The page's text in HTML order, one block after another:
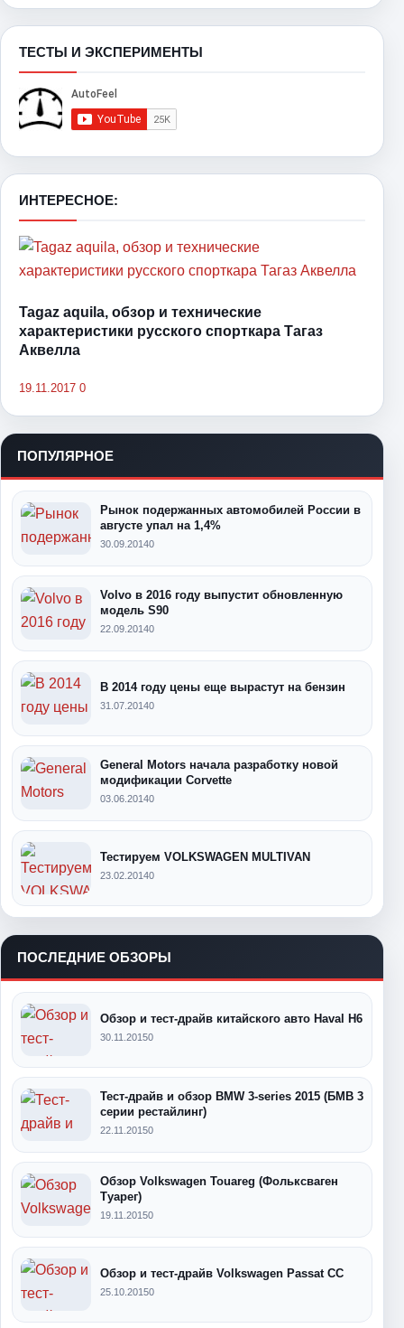
ТЕСТЫ И ЭКСПЕРИМЕНТЫ
ИНТЕРЕСНОЕ:
Tagaz aquila, обзор и технические
характеристики русского спорткара Тагаз
Аквелла
19.11.2017 0
ПОПУЛЯРНОЕ
Рынок подержанных автомобилей России в
августе упал на 1,4%
30.09.20140
Volvo в 2016 году выпустит обновленную
модель S90
22.09.20140
В 2014 году цены еще вырастут на бензин
31.07.20140
General Motors начала разработку новой
модификации Corvette
03.06.20140
Тестируем VOLKSWAGEN MULTIVAN
23.02.20140
ПОСЛЕДНИЕ ОБЗОРЫ
Обзор и тест-драйв китайского авто Haval H6
30.11.20150
Тест-драйв и обзор BMW 3-series 2015 (БМВ 3
серии рестайлинг)
22.11.20150
Обзор Volkswagen Touareg (Фольксваген
Туарег)
19.11.20150
Обзор и тест-драйв Volkswagen Passat CC
25.10.20150